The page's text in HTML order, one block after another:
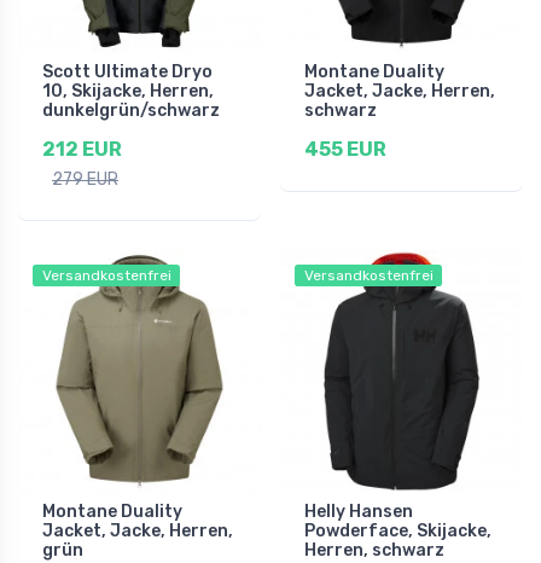
Scott Ultimate Dryo
10, Skijacke, Herren,
dunkelgrün/schwarz
212 EUR
279 EUR
Montane Duality
Jacket, Jacke, Herren,
schwarz
455 EUR
Versandkostenfrei
Montane Duality
Jacket, Jacke, Herren,
grün
Versandkostenfrei
Helly Hansen
Powderface, Skijacke,
Herren, schwarz